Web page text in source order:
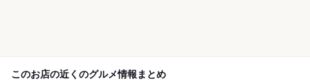
このお店の近くのグルメ情報まとめ